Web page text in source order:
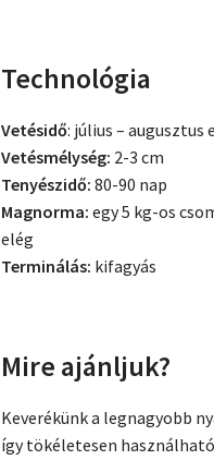
Technológia
Vetésidő: július – augusztus
Vetésmélység: 2-3 cm
Tenyészidő: 80-90 nap
Magnorma: egy 5 kg-os
elég
Terminálás: kifagyás
Mire ajánljuk?
Keverékünk a legnagyobb
így tökéletesen